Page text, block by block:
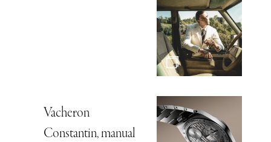
Vacheron
Constantin, manual